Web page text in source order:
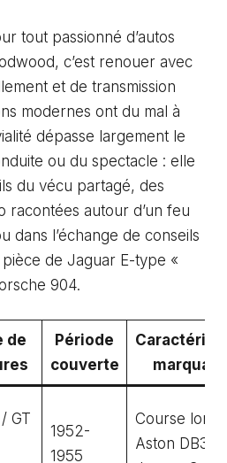
tout passionné d’autos
c’est renouer avec
et de transmission
modernes ont du mal à
dépasse largement le
ou du spectacle : elle
du vécu partagé, des
racontées autour d’un feu
dans l’échange de conseils
de Jaguar E-type «
904.
de
Période
couverte
GT
1952-
1955
Course
Aston DB3S,